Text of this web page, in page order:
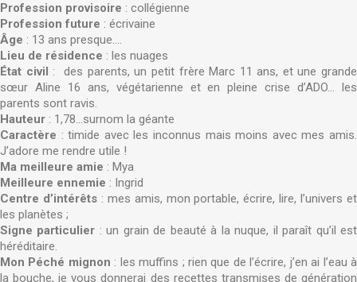
Profession provisoire : collégienne
Profession future : écrivaine
Âge : 13 ans presque....
Lieu de résidence : les nuages
État civil : des parents, un petit frère Marc 11 ans, et une grande
sœur Aline 16 ans, végétarienne et en pleine crise d’ADO... les
parents sont ravis.
Hauteur : 1,78...surnom la géante
Caractère : timide avec les inconnus mais moins avec mes amis.
J’adore me rendre utile !
Ma meilleure amie : Mya
Meilleure ennemie : Ingrid
Centre d’intérêts: mes amis, mon portable, écrire, lire, l’univers et
les planètes ;
Signe particulier : un grain de beauté à la nuque, il paraît qu’il est
héréditaire.
Mon Péché mignon : les muffins ; rien que de l’écrire, j’en ai l’eau à
la bouche, je vous donnerai des recettes transmises de génération